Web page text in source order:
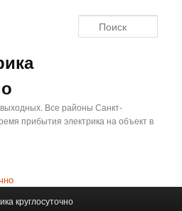
Все районы Санкт-
прибытия электрика на объект в
круглосуточно